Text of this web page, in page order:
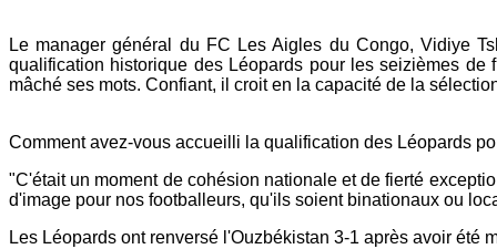
Le manager général du FC Les Aigles du Congo, Vidiye
qualification historique des Léopards pour les seizièmes
mâché ses mots. Confiant, il croit en la capacité de la
Comment avez-vous accueilli la qualification des Léopards
"C'était un moment de cohésion nationale et de fierté
d'image pour nos footballeurs, qu'ils soient binationaux ou
Les Léopards ont renversé l'Ouzbékistan 3-1 après avoir été